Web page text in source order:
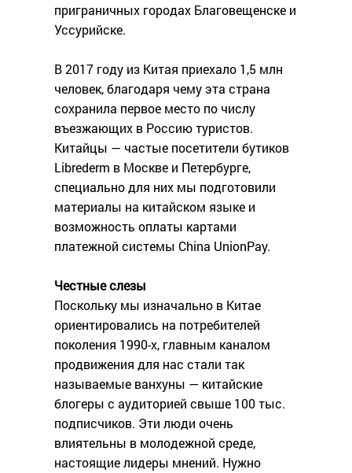
приграничных городах Благовещенске и
Уссурийске.
В 2017 году из Китая приехало 1,5 млн
человек, благодаря чему эта страна
сохранила первое место по числу
въезжающих в Россию туристов.
Китайцы — частые посетители бутиков
Librederm в Москве и Петербурге,
специально для них мы подготовили
материалы на китайском языке и
возможность оплаты картами
платежной системы China UnionPay.
Честные слезы
Поскольку мы изначально в Китае
ориентировались на потребителей
поколения 1990-х, главным каналом
продвижения для нас стали так
называемые ванхуны — китайские
блогеры с аудиторией свыше 100 тыс.
подписчиков. Эти люди очень
влиятельны в молодежной среде,
настоящие лидеры мнений. Нужно